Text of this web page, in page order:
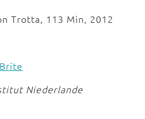
Trotta, 113 Min, 2012
Niederlande